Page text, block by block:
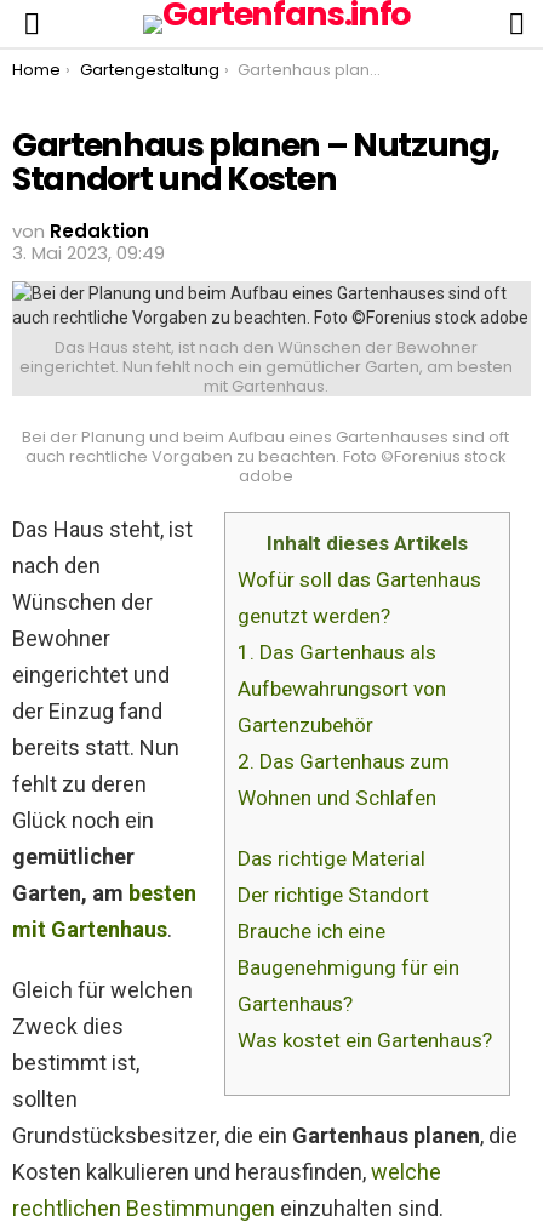
You are here:
Home Gartengestaltung Gartenhaus planen – Nutzung, Standort und Kosten
Gartenhaus planen – Nutzung,
Standort und Kosten
von Redaktion
3. Mai 2023, 09:49
Das Haus steht, ist nach den Wünschen der Bewohner
eingerichtet. Nun fehlt noch ein gemütlicher Garten, am besten
mit Gartenhaus.
Bei der Planung und beim Aufbau eines Gartenhauses sind oft
auch rechtliche Vorgaben zu beachten. Foto ©Forenius stock
adobe
Inhalt dieses Artikels
Wofür soll das Gartenhaus
genutzt werden?
1. Das Gartenhaus als
Aufbewahrungsort von
Gartenzubehör
2. Das Gartenhaus zum
Wohnen und Schlafen
Das richtige Material
Der richtige Standort
Brauche ich eine
Baugenehmigung für ein
Gartenhaus?
Was kostet ein Gartenhaus?
Das Haus steht, ist
nach den
Wünschen der
Bewohner
eingerichtet und
der Einzug fand
bereits statt. Nun
fehlt zu deren
Glück noch ein
gemütlicher
Garten, am besten
mit Gartenhaus.
Gleich für welchen
Zweck dies
bestimmt ist,
sollten
Grundstücksbesitzer, die ein Gartenhaus planen, die
Kosten kalkulieren und herausfinden,welche
rechtlichen Bestimmungen einzuhalten sind.